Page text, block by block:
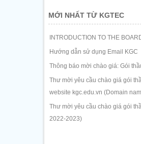
MỚI NHẤT TỪ KGTEC
INTRODUCTION TO THE
Hướng dẫn sử dụng Email KGC
Thông báo mời chào giá: Gói
Thư mời yêu cầu chào giá gói
website kgc.edu.vn (Domain
Thư mời yêu cầu chào giá gói
2022-2023)